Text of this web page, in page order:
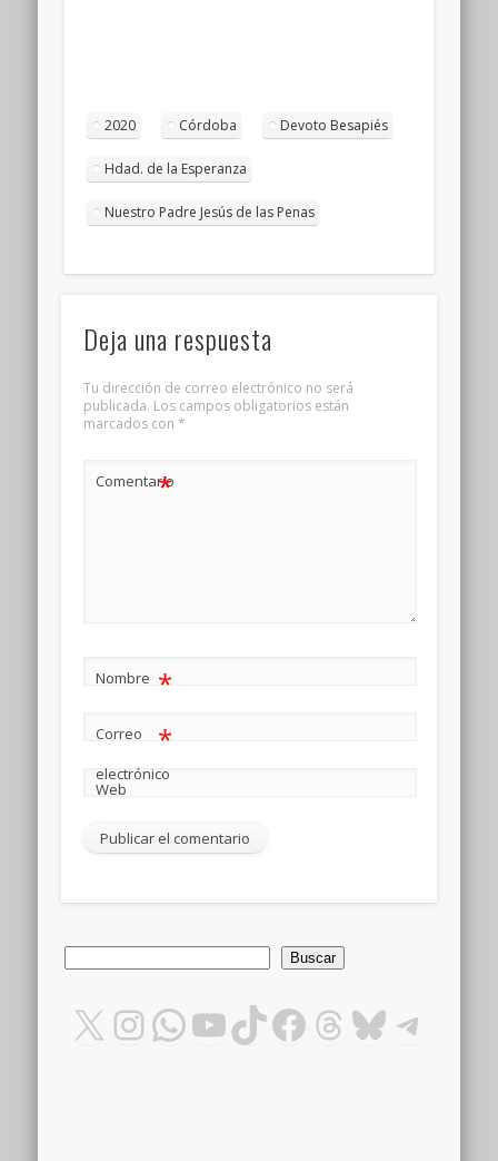
2020 Córdoba Devoto Besapiés
Hdad. de la Esperanza
Nuestro Padre Jesús de las Penas
Deja una respuesta
Tu dirección de correo electrónico no será
publicada. Los campos obligatorios están
marcados con *
Comentario
*
Nombre *
Correo
electrónico
*
Web
Buscar
X Instagram
WhatsApp
YouTube
TikTok
Facebook
Threads
Bluesky